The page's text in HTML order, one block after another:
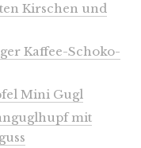
Kirschen und
Kaffee-Schoko-
Mini Gugl
mit